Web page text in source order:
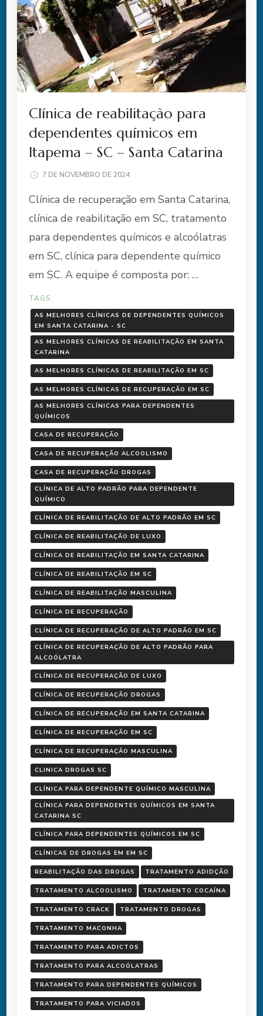
Clínica de reabilitação para
dependentes químicos em
Itapema – SC – Santa Catarina
7 DE NOVEMBRO DE 2024
Clínica de recuperação em Santa Catarina,
clínica de reabilitação em SC, tratamento
para dependentes químicos e alcoólatras
em SC, clínica para dependente químico
em SC. A equipe é composta por: …
TAGS:
AS MELHORES CLÍNICAS DE DEPENDENTES QUÍMICOS
EM SANTA CATARINA - SC
AS MELHORES CLÍNICAS DE REABILITAÇÃO EM SANTA
CATARINA
AS MELHORES CLÍNICAS DE REABILITAÇÃO EM SC
AS MELHORES CLÍNICAS DE RECUPERAÇÃO EM SC
AS MELHORES CLÍNICAS PARA DEPENDENTES
QUÍMICOS
CASA DE RECUPERAÇÃO
CASA DE RECUPERAÇÃO ALCOOLISMO
CASA DE RECUPERAÇÃO DROGAS
CLÍNICA DE ALTO PADRÃO PARA DEPENDENTE
QUÍMICO
CLÍNICA DE REABILITAÇÃO DE ALTO PADRÃO EM SC
CLÍNICA DE REABILITAÇÃO DE LUXO
CLÍNICA DE REABILITAÇÃO EM SANTA CATARINA
CLÍNICA DE REABILITAÇÃO EM SC
CLÍNICA DE REABILITAÇÃO MASCULINA
CLÍNICA DE RECUPERAÇÃO
CLÍNICA DE RECUPERAÇÃO DE ALTO PADRÃO EM SC
CLÍNICA DE RECUPERAÇÃO DE ALTO PADRÃO PARA
ALCOÓLATRA
CLÍNICA DE RECUPERAÇÃO DE LUXO
CLÍNICA DE RECUPERAÇÃO DROGAS
CLÍNICA DE RECUPERAÇÃO EM SANTA CATARINA
CLÍNICA DE RECUPERAÇÃO EM SC
CLÍNICA DE RECUPERAÇÃO MASCULINA
CLINICA DROGAS SC
CLÍNICA PARA DEPENDENTE QUÍMICO MASCULINA
CLÍNICA PARA DEPENDENTES QUÍMICOS EM SANTA
CATARINA SC
CLÍNICA PARA DEPENDENTES QUÍMICOS EM SC
CLÍNICAS DE DROGAS EM EM SC
REABILITAÇÃO DAS DROGAS TRATAMENTO ADIDÇÃO
TRATAMENTO ALCOOLISMO TRATAMENTO COCAÍNA
TRATAMENTO CRACK TRATAMENTO DROGAS
TRATAMENTO MACONHA
TRATAMENTO PARA ADICTOS
TRATAMENTO PARA ALCOÓLATRAS
TRATAMENTO PARA DEPENDENTES QUÍMICOS
TRATAMENTO PARA VICIADOS